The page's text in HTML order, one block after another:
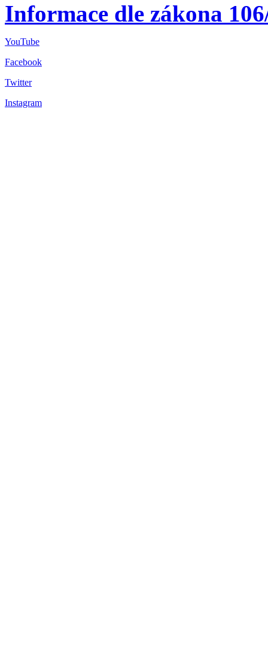
Informace dle zákona
YouTube
Facebook
Twitter
Instagram